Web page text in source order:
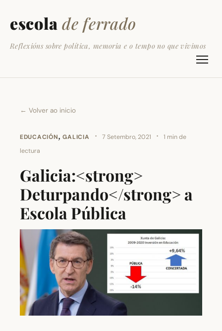
escola de ferrado
Reflexións sobre política, memoria e o tempo no que vivimos
← Volver ao inicio
EDUCACIÓN,GALICIA · 7 Setembro, 2021 ·
1 min de
lectura
Galicia:<strong>
Deturpando</strong> a
Escola Pública